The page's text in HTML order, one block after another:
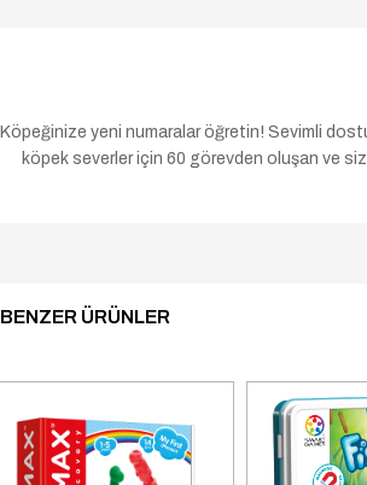
Köpeğinize yeni numaralar öğretin! Sevimli
köpek severler için 60 görevden oluşan ve
BENZER ÜRÜNLER